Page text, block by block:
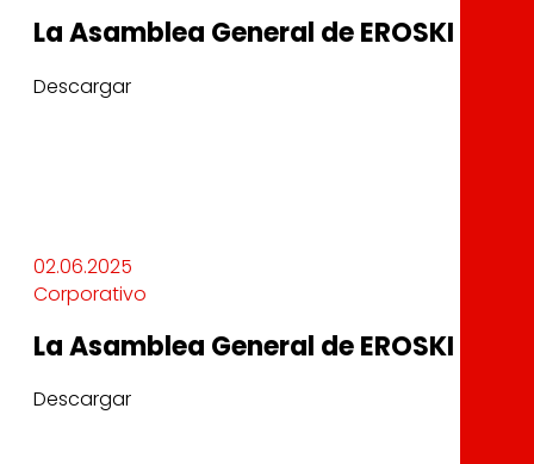
La Asamblea General de EROSKI
Descargar
02.06.2025
Corporativo
La Asamblea General de EROSKI
Descargar